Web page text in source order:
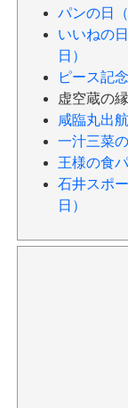
パンの日
いいねの
日）
ピース記
虚空蔵の
咸臨丸出
一汁三菜
王様の食
石井スポ
日）